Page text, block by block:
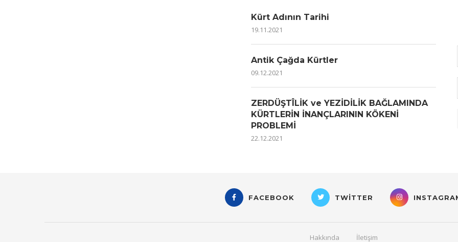
Kürt Adının Tarihi
19.11.2021
Antik Çağda Kürtler
09.12.2021
ZERDÜŞTÎLİK ve YEZİDİLİK BAĞLAMINDA
KÜRTLERİN İNANÇLARININ KÖKENİ
PROBLEMİ
22.12.2021
FACEBOOK TWITTER
Hakkında İletişim